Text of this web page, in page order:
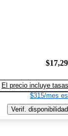
El precio incluye tasas
$315/mes
Verif. disponibilidad